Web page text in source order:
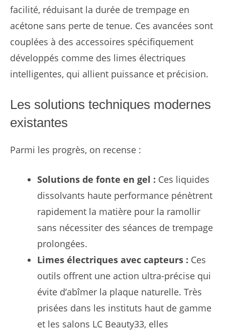
facilité, réduisant la durée de trempage en
acétone sans perte de tenue. Ces avancées sont
couplées à des accessoires spécifiquement
développés comme des limes électriques
intelligentes, qui allient puissance et précision.
Les solutions techniques modernes
existantes
Parmi les progrès, on recense :
Solutions de fonte en gel : Ces liquides
dissolvants haute performance pénètrent
rapidement la matière pour la ramollir
sans nécessiter des séances de trempage
prolongées.
Limes électriques avec capteurs : Ces
outils offrent une action ultra-précise qui
évite d’abîmer la plaque naturelle. Très
prisées dans les instituts haut de gamme
et les salons LC Beauty33, elles